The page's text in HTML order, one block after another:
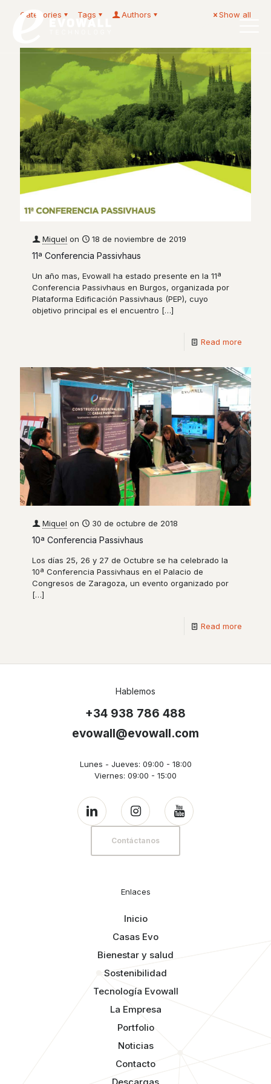
Categories Tags Authors Show all
Miquel on 18 de noviembre de 2019
11ª Conferencia Passivhaus
Un año mas, Evowall ha estado presente en la 11ª
Conferencia Passivhaus en Burgos, organizada por
Plataforma Edificación Passivhaus (PEP), cuyo
objetivo principal es el encuentro […]
Read more
Miquel on 30 de octubre de 2018
10ª Conferencia Passivhaus
Los días 25, 26 y 27 de Octubre se ha celebrado la
10ª Conferencia Passivhaus en el Palacio de
Congresos de Zaragoza, un evento organizado por
[…]
Read more
Hablemos
+34 938 786 488
evowall@evowall.com
Lunes - Jueves: 09:00 - 18:00
Viernes: 09:00 - 15:00
Contáctanos
Enlaces
Inicio
Casas Evo
Bienestar y salud
Sostenibilidad
Tecnología Evowall
La Empresa
Portfolio
Noticias
Contacto